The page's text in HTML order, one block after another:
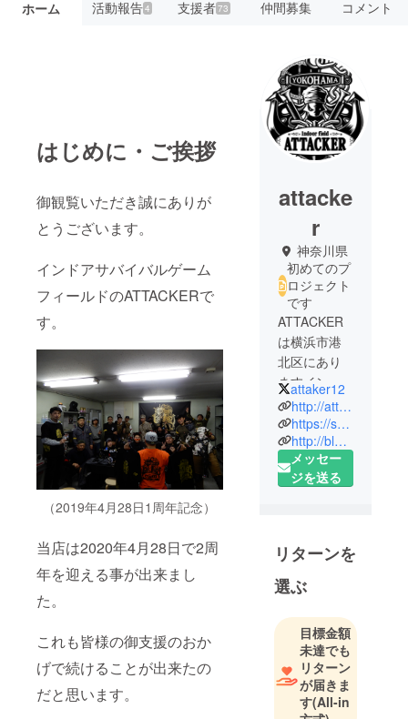
ホーム 活動報告4 支援者73 仲間募集 コメント
はじめに・ご挨拶
御観覧いただき誠にありが
とうございます。
インドアサバイバルゲーム
フィールドのATTACKERで
す。
（2019年4月28日1周年記念）
当店は2020年4月28日で2周
年を迎える事が出来まし
た。
これも皆様の御支援のおか
げで続けることが出来たの
だと思います。
attacke
r
神奈川県
初めてのプ
ロジェクト
です
ATTACKER
は横浜市港
北区にあり
ますインド
アサバイバ
ルゲーム
フィールド
です。
attaker12
http://attacker12.com/
https://select-type.com/s/RIZING/
http://blog.livedoor.jp/ykattacker/
メッセー
ジを送る
リターンを
選ぶ
目標金額
未達でも
リターン
が届きま
す(All-in